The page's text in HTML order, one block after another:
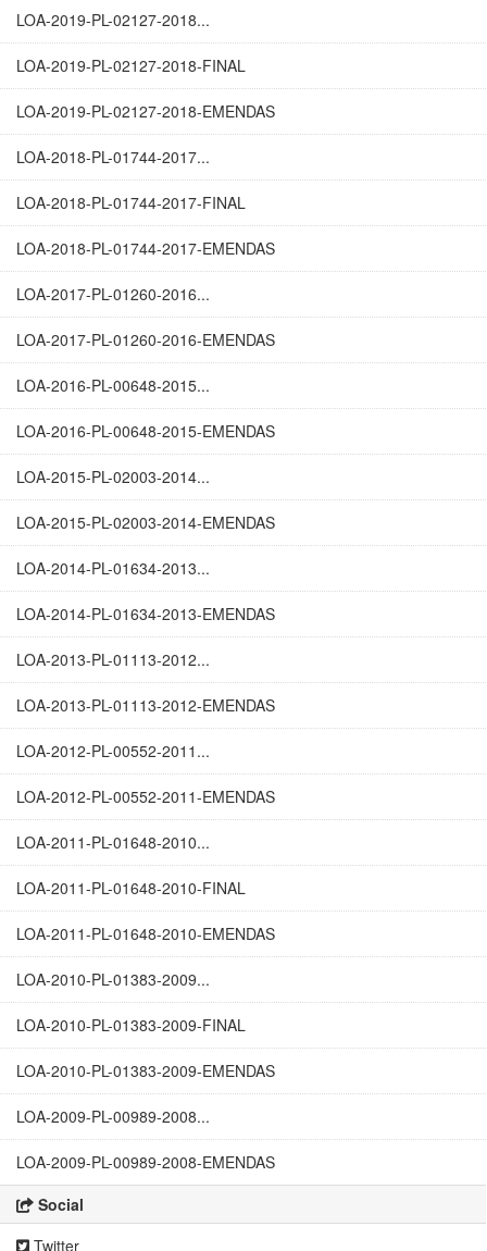
LOA-2019-PL-02127-2018...
LOA-2019-PL-02127-2018-FINAL
LOA-2019-PL-02127-2018-EMENDAS
LOA-2018-PL-01744-2017...
LOA-2018-PL-01744-2017-FINAL
LOA-2018-PL-01744-2017-EMENDAS
LOA-2017-PL-01260-2016...
LOA-2017-PL-01260-2016-EMENDAS
LOA-2016-PL-00648-2015...
LOA-2016-PL-00648-2015-EMENDAS
LOA-2015-PL-02003-2014...
LOA-2015-PL-02003-2014-EMENDAS
LOA-2014-PL-01634-2013...
LOA-2014-PL-01634-2013-EMENDAS
LOA-2013-PL-01113-2012...
LOA-2013-PL-01113-2012-EMENDAS
LOA-2012-PL-00552-2011...
LOA-2012-PL-00552-2011-EMENDAS
LOA-2011-PL-01648-2010...
LOA-2011-PL-01648-2010-FINAL
LOA-2011-PL-01648-2010-EMENDAS
LOA-2010-PL-01383-2009...
LOA-2010-PL-01383-2009-FINAL
LOA-2010-PL-01383-2009-EMENDAS
LOA-2009-PL-00989-2008...
LOA-2009-PL-00989-2008-EMENDAS
Social
Twitter